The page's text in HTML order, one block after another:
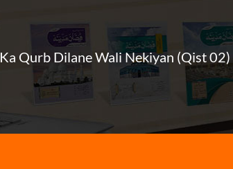
Rasoolullah ﷺ Ka Qurb Dilane Wali Nekiyan (Qist 02)